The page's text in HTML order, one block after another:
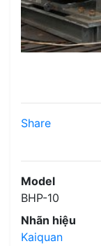
Share
Model
BHP-10
Nhãn hiệu
Kaiquan